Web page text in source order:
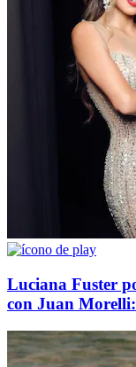
Luciana Fuster
con Juan